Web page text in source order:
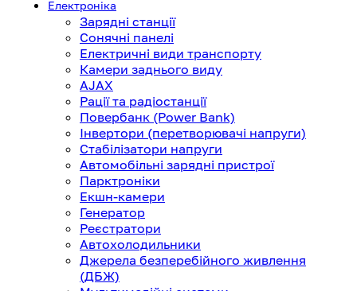
Електроніка
Зарядні станції
Сонячні панелі
Електричні види транспорту
Камери заднього виду
AJAX
Рації та радіостанції
Повербанк (Power Bank)
Інвертори (перетворювачі напруги)
Стабілізатори напруги
Автомобільні зарядні пристрої
Парктроніки
Екшн-камери
Генератор
Реєстратори
Автохолодильники
Джерела безперебійного живлення
(ДБЖ)